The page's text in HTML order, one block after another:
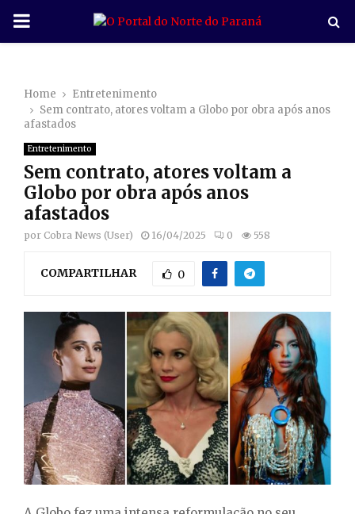
P
M
A
R
N
U
Home
Entretenimento
Sem contrato, atores voltam a Globo por obra após anos
afastados
Entretenimento
Sem contrato, atores voltam a
Globo por obra após anos
afastados
por Cobra News (User) 16/04/2025 0 558
COMPARTILHAR 0